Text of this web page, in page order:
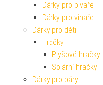
Dárky pro pivaře
Dárky pro vinaře
Dárky pro děti
Hračky
Plyšové hračky
Solární hračky
Dárky pro páry